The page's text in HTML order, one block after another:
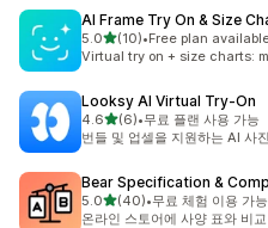
AI Frame Try On & Size
5.0별 5개 중
(10)
총 리뷰 10개
•Free plan
Virtual try on + size charts:
Looksy AI Virtual Try‑On
4.6별 5개 중
(6)
총 리뷰 6개
•무료 플랜 사용 가능
번들 및 업셀을 지원하는 AI 사
Bear Specification &
5.0별 5개 중
(40)
총 리뷰 40개
•무료 체험 이용 가능
온라인 스토어에 사양 표와 비